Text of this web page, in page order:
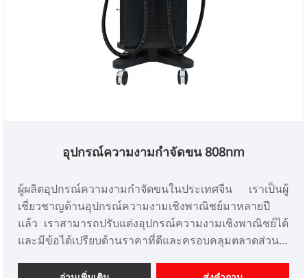
อุปกรณ์ความงามกำจัดขน 808nm
ผู้ผลิตอุปกรณ์ความงามกำจัดขนในประเทศจีน เราเป็นผู้
เชี่ยวชาญด้านอุปกรณ์ความงามเชิงพาณิชย์มาหลายปี
แล้ว เราสามารถปรับแต่งอุปกรณ์ความงามเชิงพาณิชย์ได้
และมีข้อได้เปรียบด้านราคาที่ดีและครอบคลุมตลาดส่วน
ความงามระดับมืออาชีพในประเทศจีน